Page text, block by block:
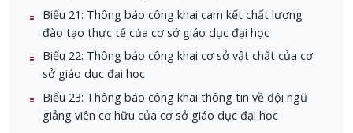
Biểu 21: Thông báo công khai cam kết chất lượng
đào tạo thực tế của cơ sở giáo dục đại học
Biểu 22: Thông báo công khai cơ sở vật chất của cơ
sở giáo dục đại học
Biểu 23: Thông báo công khai thông tin về đội ngũ
giảng viên cơ hữu của cơ sở giáo dục đại học